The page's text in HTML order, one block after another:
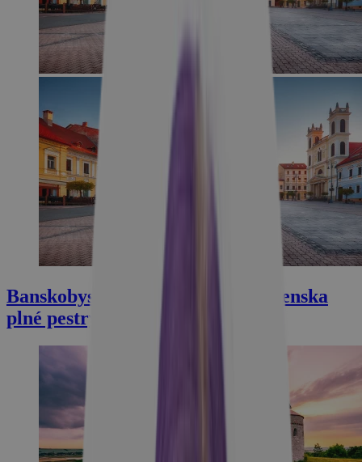
Banskobystrický kraj: srdce Slovenska
plné pestrých zážitkov